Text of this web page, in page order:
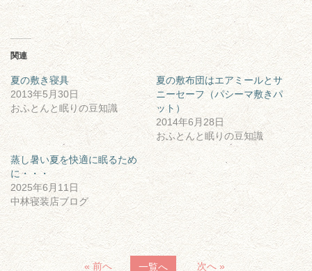
関連
夏の敷き寝具
2013年5月30日
おふとんと眠りの豆知識
夏の敷布団はエアミールとサ
ニーセーフ（パシーマ敷きパ
ット）
2014年6月28日
おふとんと眠りの豆知識
蒸し暑い夏を快適に眠るため
に・・・
2025年6月11日
中林寝装店ブログ
« 前へ 一覧へ 次へ »